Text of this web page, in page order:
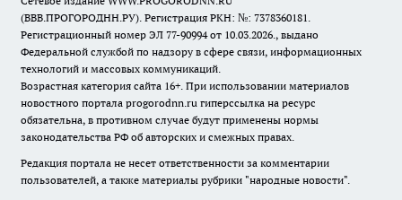
(ВВВ.ПРОГОРОДНН.РУ). Регистрация РКН: №: 7378360181.
Регистрационный номер ЭЛ 77-90994 от 10.03.2026., выдано
Федеральной службой по надзору в сфере связи, информационных
технологий и массовых коммуникаций.
Возрастная категория сайта 16+. При использовании материалов
новостного портала progorodnn.ru гиперссылка на ресурс
обязательна, в противном случае будут применены нормы
законодательства РФ об авторских и смежных правах.
Редакция портала не несет ответственности за комментарии
пользователей, а также материалы рубрики "народные новости".